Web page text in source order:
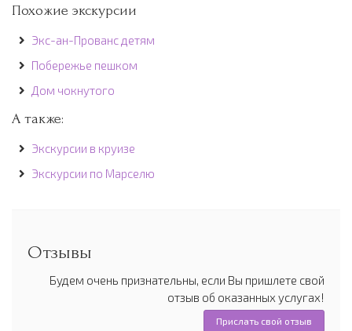
Похожие экскурсии
Экс-ан-Прованс детям
Побережье пешком
Дом чокнутого
А также:
Экскурсии в круизе
Экскурсии по Марселю
Отзывы
Будем очень признательны, если Вы пришлете свой
отзыв об оказанных услугах!
Прислать свой отзыв